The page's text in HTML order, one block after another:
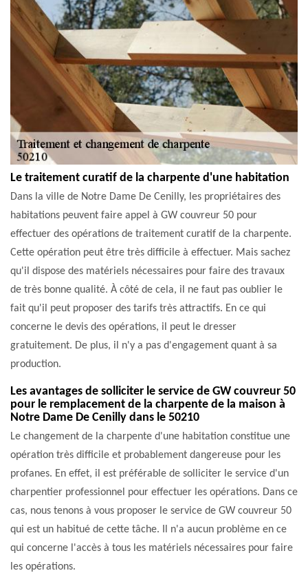
Le traitement curatif de la charpente d'une habitation
Dans la ville de Notre Dame De Cenilly, les propriétaires des
habitations peuvent faire appel à GW couvreur 50 pour
effectuer des opérations de traitement curatif de la charpente.
Cette opération peut être très difficile à effectuer. Mais sachez
qu'il dispose des matériels nécessaires pour faire des travaux
de très bonne qualité. À côté de cela, il ne faut pas oublier le
fait qu'il peut proposer des tarifs très attractifs. En ce qui
concerne le devis des opérations, il peut le dresser
gratuitement. De plus, il n'y a pas d'engagement quant à sa
production.
Les avantages de solliciter le service de GW couvreur 50
pour le remplacement de la charpente de la maison à
Notre Dame De Cenilly dans le 50210
Le changement de la charpente d'une habitation constitue une
opération très difficile et probablement dangereuse pour les
profanes. En effet, il est préférable de solliciter le service d'un
charpentier professionnel pour effectuer les opérations. Dans ce
cas, nous tenons à vous proposer le service de GW couvreur 50
qui est un habitué de cette tâche. Il n'a aucun problème en ce
qui concerne l'accès à tous les matériels nécessaires pour faire
les opérations.